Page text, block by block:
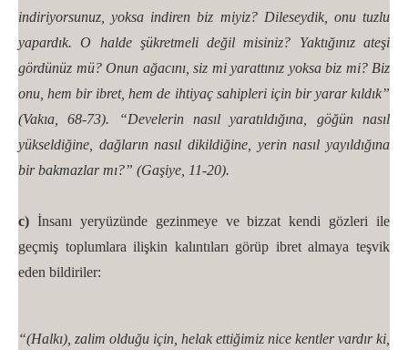
indiriyorsunuz, yoksa indiren biz miyiz? Dileseydik, onu tuzlu
yapardık. O halde şükretmeli değil misiniz? Yaktığınız ateşi
gördünüz mü? Onun ağacını, siz mi yarattınız yoksa biz mi? Biz
onu, hem bir ibret, hem de ihtiyaç sahipleri için bir yarar kıldık”
(Vakıa, 68-73). “Develerin nasıl yaratıldığına, göğün nasıl
yükseldiğine, dağların nasıl dikildiğine, yerin nasıl yayıldığına
bir bakmazlar mı?” (Gaşiye, 11-20).
c) İnsanı yeryüzünde gezinmeye ve bizzat kendi gözleri ile
geçmiş toplumlara ilişkin kalıntıları görüp ibret almaya teşvik
eden bildiriler:
“(Halkı), zalim olduğu için, helak ettiğimiz nice kentler vardır ki,